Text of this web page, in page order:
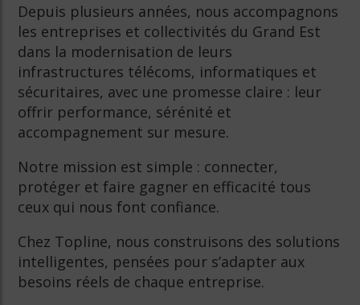
Depuis plusieurs années, nous accompagnons
les entreprises et collectivités du Grand Est
dans la modernisation de leurs
infrastructures télécoms, informatiques et
sécuritaires, avec une promesse claire : leur
offrir performance, sérénité et
accompagnement sur mesure.
Notre mission est simple : connecter,
protéger et faire gagner en efficacité tous
ceux qui nous font confiance.
Chez Topline, nous construisons des solutions
intelligentes, pensées pour s’adapter aux
besoins réels de chaque entreprise.